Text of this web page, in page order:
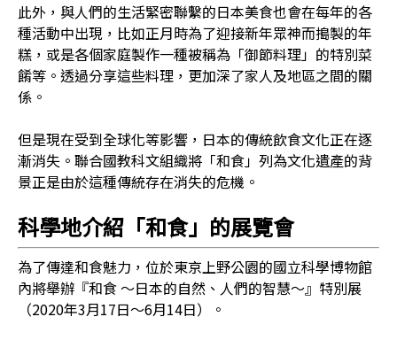
此外，與人們的生活緊密聯繫的日本美食也會在每年的各
種活動中出現，比如正月時為了迎接新年眾神而搗製的年
糕，或是各個家庭製作一種被稱為「御節料理」的特別菜
餚等。透過分享這些料理，更加深了家人及地區之間的關
係。
但是現在受到全球化等影響，日本的傳統飲食文化正在逐
漸消失。聯合國教科文組織將「和食」列為文化遺產的背
景正是由於這種傳統存在消失的危機。
科學地介紹「和食」的展覽會
為了傳達和食魅力，位於東京上野公園的國立科學博物館
內將舉辦『和食 ～日本的自然、人們的智慧～』特別展
（2020年3月17日〜6月14日）。